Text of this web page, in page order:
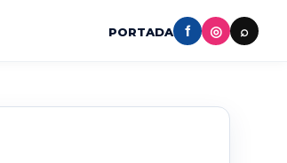
PORTADA f ◎ ⌕